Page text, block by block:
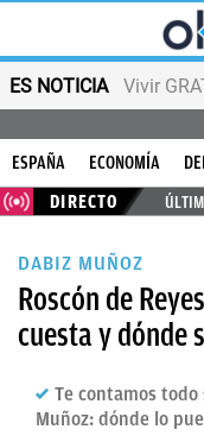
ES NOTICIA Vivir
ESPAÑA ECONOMÍA
DIRECTO
DABIZ MUÑOZ
Roscón de
cuesta y dónde
Te contamos todo
Muñoz: dónde lo